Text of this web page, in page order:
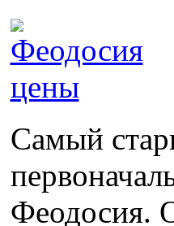
Самый
Феодосия.